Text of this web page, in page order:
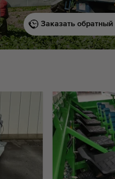
Заказать обратный